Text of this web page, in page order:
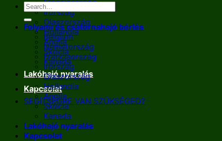
Franciaország
Írország
Olaszország
Hollandia
Anglia
Skócia
Kanada
Lakóhajó nyaralás
Kapcsolat
SEGÍTSÉGRE VAN SZÜKSÉGED?
Folyami és csatornahajó bérlés
Belgium
Németország
Franciaország
Írország
Olaszország
Hollandia
Anglia
Skócia
Kanada
Lakóhajó nyaralás
Kapcsolat